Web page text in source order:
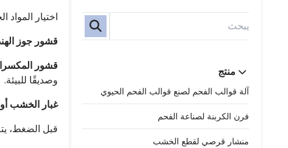
منتج
آلة قوالب الفحم لصنع قوالب الفحم الحيوي
فرن الكربنة لصناعة الفحم
منشار قرصي لقطع الخشب
اختيار
قشور جوز
قشور
وصديقًا للبيئة.
غبار الخشب
قبل الضغط،